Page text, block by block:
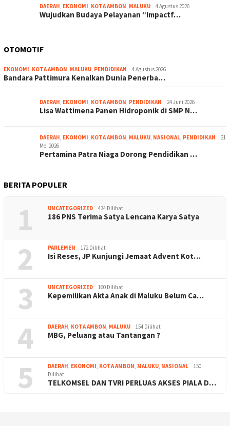
DAERAH, EKONOMI, KOTA AMBON, MALUKU 4 Agustus 2026
Wujudkan Budaya Pelayanan “Impactf…
OTOMOTIF
EKONOMI, KOTA AMBON, MALUKU, PENDIDIKAN 4 Agustus 2026
Bandara Pattimura Kenalkan Dunia Penerba…
DAERAH, EKONOMI, KOTA AMBON, PENDIDIKAN 24 Juni 2026
Lisa Wattimena Panen Hidroponik di SMP N…
DAERAH, EKONOMI, KOTA AMBON, MALUKU, NASIONAL, PENDIDIKAN
21
Mei 2026
Pertamina Patra Niaga Dorong Pendidikan …
BERITA POPULER
1 UNCATEGORIZED 434 Dilihat
186 PNS Terima Satya Lencana Karya Satya
2 PARLEMEN 172 Dilihat
Isi Reses, JP Kunjungi Jemaat Advent Kot…
3 UNCATEGORIZED 160 Dilihat
Kepemilikan Akta Anak di Maluku Belum Ca…
4 DAERAH, KOTA AMBON, MALUKU 154 Dilihat
MBG, Peluang atau Tantangan ?
5 DAERAH, EKONOMI, KOTA AMBON, MALUKU, NASIONAL
150
Dilihat
TELKOMSEL DAN TVRI PERLUAS AKSES PIALA D…